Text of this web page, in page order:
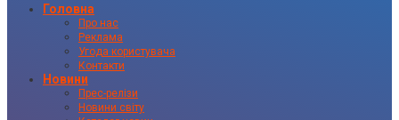
Головна
Про нас
Реклама
Угода користувача
Контакти
Новини
Прес-релізи
Новини світу